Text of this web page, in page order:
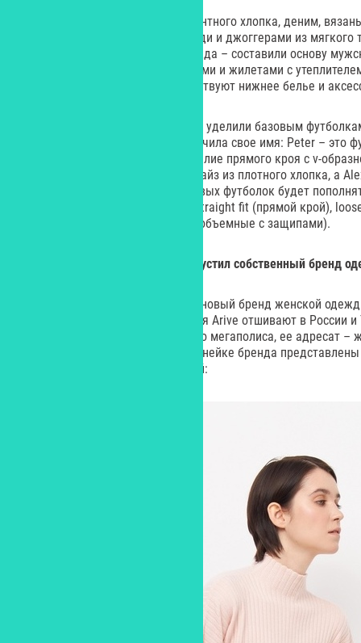
Плотные футболки из 100-процентного хлопка, деним,
рубашки в клетку, костюмы с худи и джоггерами из
а также вязаная и верхняя одежда – составили основу
представлена стегаными куртками и жилетами с
материалов. Кроме того, присутствуют нижнее белье и
Отдельное внимание дизайнеры уделили базовым
удобства каждая футболка получила свое имя: Peter – это
круглой горловиной, Mark – изделие прямого кроя с v-
прилегающий крой, Max – оверсайз из плотного хлопка, а
дальнейшем «библиотека» базовых футболок будет
Деним представлен моделями straight fit (прямой крой),
slim fit (узкий силуэт) и balloon (объемные с защипами).
Сервис доставки «Самокат» запустил собственный бренд
На российском рынке появился новый бренд женской
сервиса «Самокат». Изделия для Arive отшивают в России
отражает эстетику современного мегаполиса, ее адресат
лаконизм в одежде. Сейчас в линейке бренда
хорошо сочетаются между собой: